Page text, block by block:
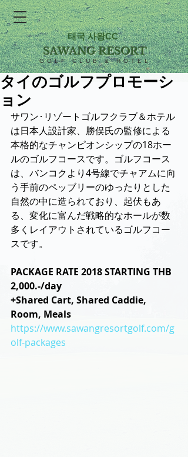
SAWANG RESORT
GOLF CLUB & HOTEL
태국 사왕CC
タイのゴルフプロモーシ
ョン
サワン･リゾートゴルフクラブ＆ホテル
は日本人設計家、勝俣氏の監修による
本格的なチャンピオンシップの18ホー
ルのゴルフコースです。ゴルフコース
は、バンコクより4号線でチャアムに向
う手前のペッブリーのゆったりとした
自然の中に造られており、起伏もあ
る、変化に富んだ戦略的なホールが数
多くレイアウトされているゴルフコー
スです。
PACKAGE RATE 2018 STARTING THB
2,000.-/day
+Shared Cart, Shared Caddie,
Room, Meals
https://www.sawangresortgolf.com/g
olf-packages